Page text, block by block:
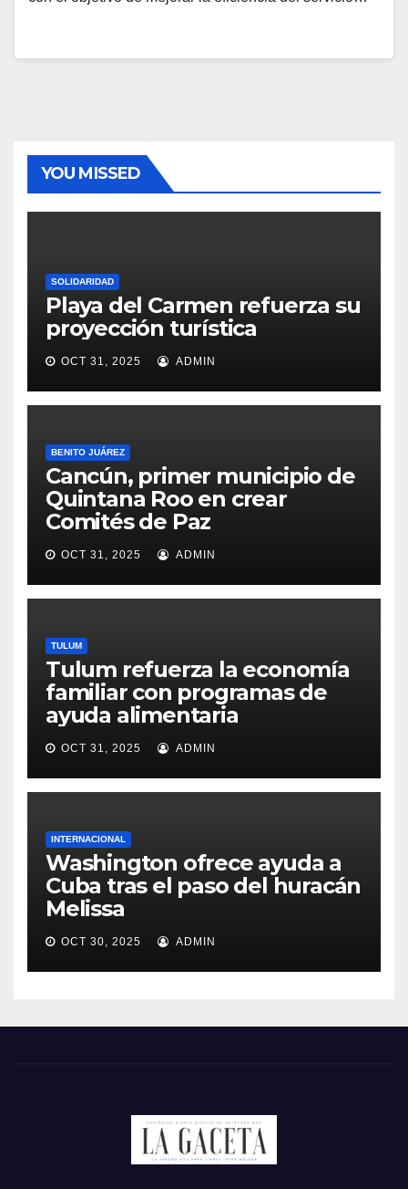
YOU MISSED
SOLIDARIDAD
Playa del Carmen refuerza su
proyección turística
OCT 31, 2025 ADMIN
BENITO JUÁREZ
Cancún, primer municipio de
Quintana Roo en crear
Comités de Paz
OCT 31, 2025 ADMIN
TULUM
Tulum refuerza la economía
familiar con programas de
ayuda alimentaria
OCT 31, 2025 ADMIN
INTERNACIONAL
Washington ofrece ayuda a
Cuba tras el paso del huracán
Melissa
OCT 30, 2025 ADMIN